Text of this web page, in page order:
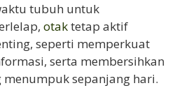
tubuh untuk
otaktetap aktif
seperti memperkuat
serta membersihkan
sepanjang hari.